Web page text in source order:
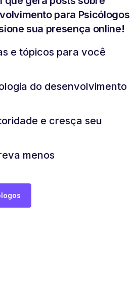
para Psicólogos
sua presença online!
e tópicos para você
do desenvolvimento
e cresça seu
menos